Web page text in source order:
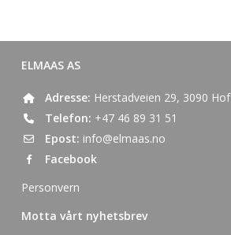
ELMAAS AS
Adresse: Herstadveien 29, 3090 Hof
Telefon: +47 46 89 31 51
Epost: info@elmaas.no
Facebook
Personvern
Motta vårt nyhetsbrev